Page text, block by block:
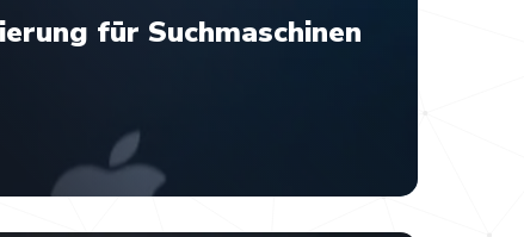
für Suchmaschinen